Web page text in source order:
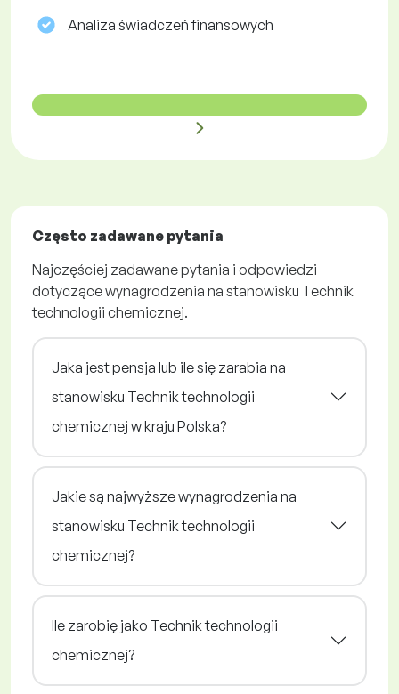
Analiza świadczeń finansowych
Często zadawane pytania
Najczęściej zadawane pytania i odpowiedzi
dotyczące wynagrodzenia na stanowisku Technik
technologii chemicznej.
Jaka jest pensja lub ile się zarabia na
stanowisku Technik technologii
chemicznej w kraju Polska?
Jakie są najwyższe wynagrodzenia na
stanowisku Technik technologii
chemicznej?
Ile zarobię jako Technik technologii
chemicznej?